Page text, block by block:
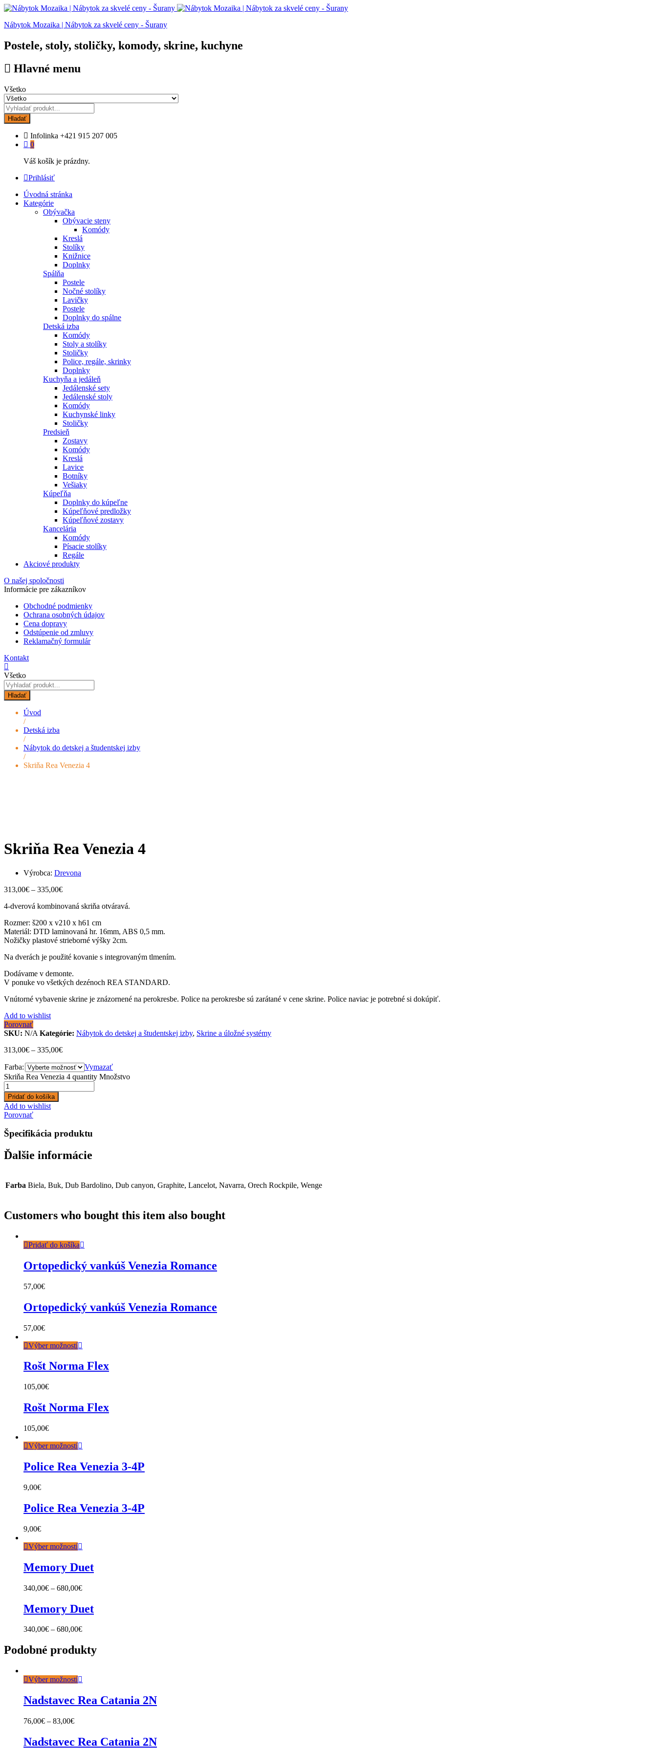
Nábytok Mozaika | Nábytok za skvelé ceny - Šurany
Postele, stoly, stoličky, komody, skrine, kuchyne
Hlavné menu
Všetko
Hladať
Infolinka +421 915 207 005
0
Váš košík je prázdny.
Prihlásiť
Úvodná stránka
Kategórie
Obývačka
Obývacie steny
Komódy
Kreslá
Stolíky
Knižnice
Doplnky
Spálňa
Postele
Nočné stolíky
Lavičky
Postele
Doplnky do spálne
Detská izba
Komódy
Stoly a stolíky
Stoličky
Police, regále, skrinky
Doplnky
Kuchyňa a jedáleň
Jedálenské sety
Jedálenské stoly
Komódy
Kuchynské linky
Stoličky
Predsieň
Zostavy
Komódy
Kreslá
Lavice
Botníky
Vešiaky
Kúpeľňa
Doplnky do kúpeľne
Kúpeľňové predložky
Kúpeľňové zostavy
Kancelária
Komódy
Písacie stolíky
Regále
Akciové produkty
O našej spoločnosti
Informácie pre zákazníkov
Obchodné podmienky
Ochrana osobných údajov
Cena dopravy
Odstúpenie od zmluvy
Reklamačný formulár
Kontakt
Všetko
Hladať
Úvod
/
Detská izba
/
Nábytok do detskej a študentskej izby
/
Skriňa Rea Venezia 4
Skriňa Rea Venezia 4
Výrobca: Drevona
313,00€ – 335,00€
4-dverová kombinovaná skriňa otváravá.
Rozmer: š200 x v210 x h61 cm
Materiál: DTD laminovaná hr. 16mm, ABS 0,5 mm.
Nožičky plastové strieborné výšky 2cm.
Na dverách je použité kovanie s integrovaným tlmením.
Dodávame v demonte.
V ponuke vo všetkých dezénoch REA STANDARD.
Vnútorné vybavenie skrine je znázornené na perokresbe. Police na perokresbe sú zarátané v cene skrine. Police naviac je potrebné si dokúpiť.
Add to wishlist
Porovnať
SKU: N/A Kategórie: Nábytok do detskej a študentskej izby, Skrine a úložné systémy
313,00€ – 335,00€
Farba:
Vymazať
Skriňa Rea Venezia 4 quantity Množstvo
Pridať do košíka
Add to wishlist
Porovnať
Špecifikácia produktu
Ďalšie informácie
Farba Biela, Buk, Dub Bardolino, Dub canyon, Graphite, Lancelot, Navarra, Orech Rockpile, Wenge
Customers who bought this item also bought
Pridať do košíka
Ortopedický vankúš Venezia Romance
57,00€
Ortopedický vankúš Venezia Romance
57,00€
Výber možností
Rošt Norma Flex
105,00€
Rošt Norma Flex
105,00€
Výber možností
Police Rea Venezia 3-4P
9,00€
Police Rea Venezia 3-4P
9,00€
Výber možností
Memory Duet
340,00€ – 680,00€
Memory Duet
340,00€ – 680,00€
Podobné produkty
Výber možností
Nadstavec Rea Catania 2N
76,00€ – 83,00€
Nadstavec Rea Catania 2N